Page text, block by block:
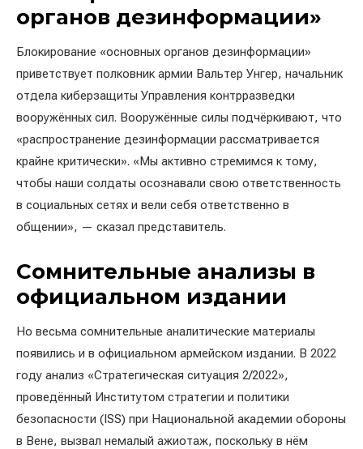
органов дезинформации»
Блокирование «основных органов дезинформации»
приветствует полковник армии Вальтер Унгер, начальник
отдела киберзащиты Управления контрразведки
вооружённых сил. Вооружённые силы подчёркивают, что
«распространение дезинформации рассматривается
крайне критически». «Мы активно стремимся к тому,
чтобы наши солдаты осознавали свою ответственность
в социальных сетях и вели себя ответственно в
общении», — сказал представитель.
Сомнительные анализы в
официальном издании
Но весьма сомнительные аналитические материалы
появились и в официальном армейском издании. В 2022
году анализ «Стратегическая ситуация 2/2022»,
проведённый Институтом стратегии и политики
безопасности (ISS) при Национальной академии обороны
в Вене, вызвал немалый ажиотаж, поскольку в нём